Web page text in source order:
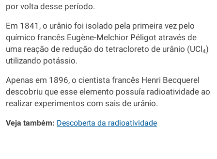
por volta desse período.
Em 1841, o urânio foi isolado pela primeira vez pelo
químico francês Eugène-Melchior Péligot através de
uma reação de redução do tetracloreto de urânio (UCl4)
utilizando potássio.
Apenas em 1896, o cientista francês Henri Becquerel
descobriu que esse elemento possuía radioatividade ao
realizar experimentos com sais de urânio.
Veja também: Descoberta da radioatividade